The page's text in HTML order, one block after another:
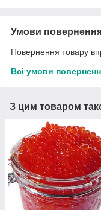
Умови
Повернення товару
Всі умови
З цим товаром